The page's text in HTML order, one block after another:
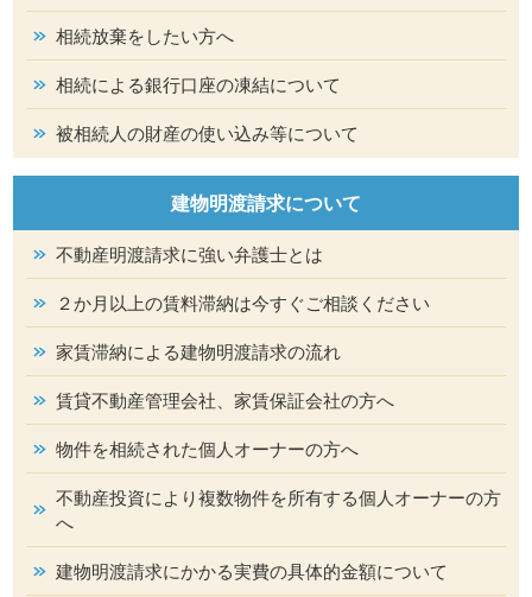
相続放棄をしたい方へ
相続による銀行口座の凍結について
被相続人の財産の使い込み等について
建物明渡請求について
不動産明渡請求に強い弁護士とは
２か月以上の賃料滞納は今すぐご相談ください
家賃滞納による建物明渡請求の流れ
賃貸不動産管理会社、家賃保証会社の方へ
物件を相続された個人オーナーの方へ
不動産投資により複数物件を所有する個人オーナーの方
へ
建物明渡請求にかかる実費の具体的金額について